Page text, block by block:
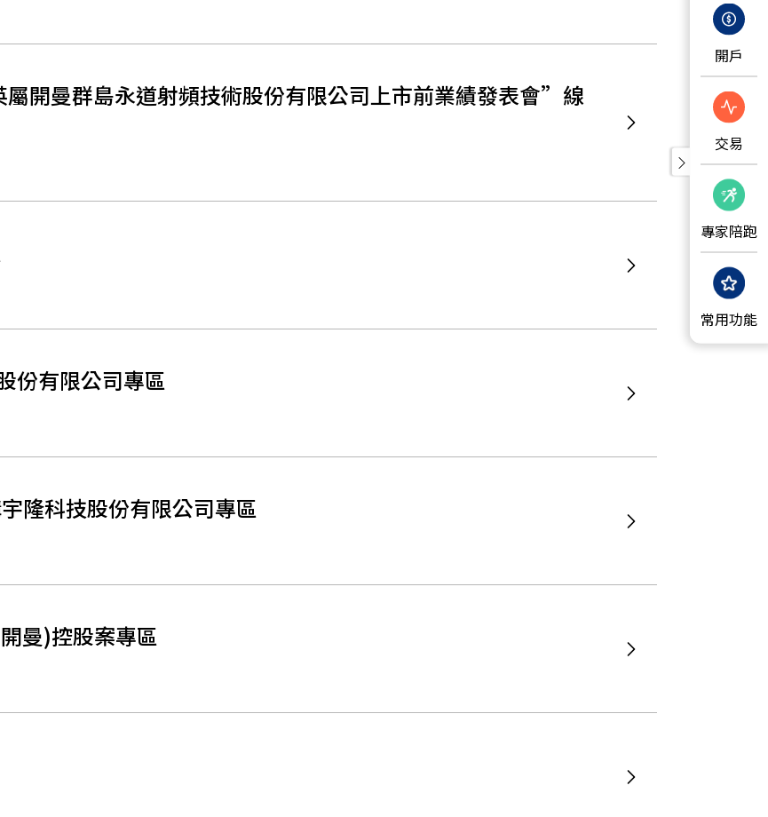
開戶
交易
專家陪跑
常用功能
開曼群島永道射頻技術股份有限公司上市前業績發表會”線
份有限公司專區
隆科技股份有限公司專區
曼)控股案專區